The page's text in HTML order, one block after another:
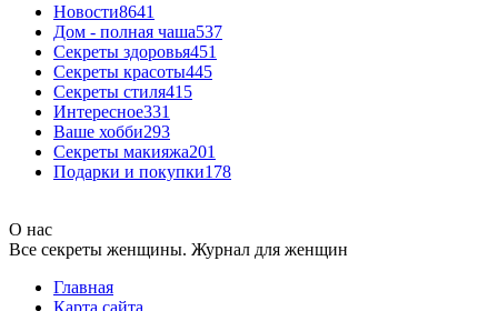
Новости8641
Дом - полная чаша537
Cекреты здоровья451
Секреты красоты445
Секреты стиля415
Интересное331
Ваше хобби293
Секреты макияжа201
Подарки и покупки178
О нас
Все секреты женщины. Журнал для женщин
Главная
Карта сайта